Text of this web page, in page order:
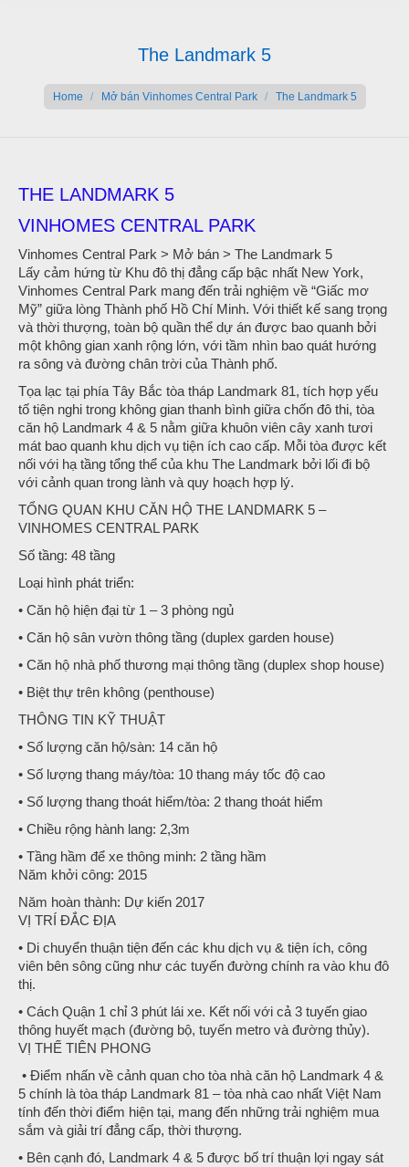
The Landmark 5
Home Mở bán Vinhomes Central Park The Landmark 5
THE LANDMARK 5
VINHOMES CENTRAL PARK
Vinhomes Central Park > Mở bán > The Landmark 5
Lấy cảm hứng từ Khu đô thị đẳng cấp bậc nhất New York,
Vinhomes Central Park mang đến trải nghiệm về “Giấc mơ
Mỹ” giữa lòng Thành phố Hồ Chí Minh. Với thiết kế sang trọng
và thời thượng, toàn bộ quần thể dự án được bao quanh bởi
một không gian xanh rộng lớn, với tầm nhìn bao quát hướng
ra sông và đường chân trời của Thành phố.
Tọa lạc tại phía Tây Bắc tòa tháp Landmark 81, tích hợp yếu
tố tiện nghi trong không gian thanh bình giữa chốn đô thi, tòa
căn hộ Landmark 4 & 5 nằm giữa khuôn viên cây xanh tươi
mát bao quanh khu dịch vụ tiện ích cao cấp. Mỗi tòa được kết
nối với hạ tầng tổng thể của khu The Landmark bởi lối đi bộ
với cảnh quan trong lành và quy hoạch hợp lý.
TỔNG QUAN KHU CĂN HỘ THE LANDMARK 5 –
VINHOMES CENTRAL PARK
Số tầng: 48 tầng
Loại hình phát triển:
• Căn hộ hiện đại từ 1 – 3 phòng ngủ
• Căn hộ sân vườn thông tầng (duplex garden house)
• Căn hộ nhà phố thương mại thông tầng (duplex shop house)
• Biệt thự trên không (penthouse)
THÔNG TIN KỸ THUẬT
• Số lượng căn hộ/sàn: 14 căn hộ
• Số lượng thang máy/tòa: 10 thang máy tốc độ cao
• Số lượng thang thoát hiểm/tòa: 2 thang thoát hiểm
• Chiều rộng hành lang: 2,3m
• Tầng hầm để xe thông minh: 2 tầng hầm
Năm khởi công: 2015
Năm hoàn thành: Dự kiến 2017
VỊ TRÍ ĐẮC ĐỊA
• Di chuyển thuận tiện đến các khu dịch vụ & tiện ích, công
viên bên sông cũng như các tuyến đường chính ra vào khu đô
thị.
• Cách Quận 1 chỉ 3 phút lái xe. Kết nối với cả 3 tuyến giao
thông huyết mạch (đường bộ, tuyến metro và đường thủy).
VỊ THẾ TIÊN PHONG
• Điểm nhấn về cảnh quan cho tòa nhà căn hộ Landmark 4 &
5 chính là tòa tháp Landmark 81 – tòa nhà cao nhất Việt Nam
tính đến thời điểm hiện tại, mang đến những trải nghiệm mua
sắm và giải trí đẳng cấp, thời thượng.
• Bên cạnh đó, Landmark 4 & 5 được bố trí thuận lợi ngay sát